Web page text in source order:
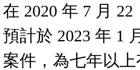
在 2020 年 7 月
預計於 2023 年 1
案件，為七年以